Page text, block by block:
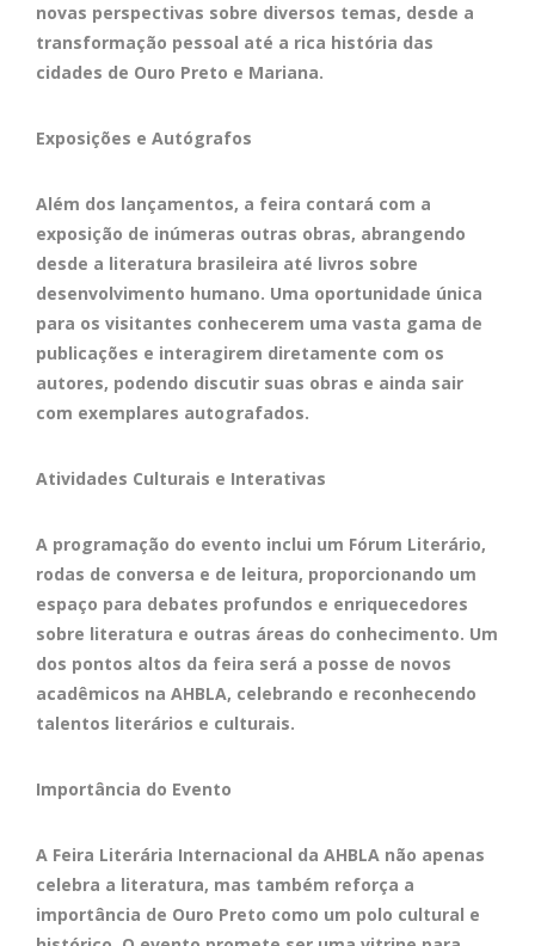
novas perspectivas sobre diversos temas, desde a
transformação pessoal até a rica história das
cidades de Ouro Preto e Mariana.
Exposições e Autógrafos
Além dos lançamentos, a feira contará com a
exposição de inúmeras outras obras, abrangendo
desde a literatura brasileira até livros sobre
desenvolvimento humano. Uma oportunidade única
para os visitantes conhecerem uma vasta gama de
publicações e interagirem diretamente com os
autores, podendo discutir suas obras e ainda sair
com exemplares autografados.
Atividades Culturais e Interativas
A programação do evento inclui um Fórum Literário,
rodas de conversa e de leitura, proporcionando um
espaço para debates profundos e enriquecedores
sobre literatura e outras áreas do conhecimento. Um
dos pontos altos da feira será a posse de novos
acadêmicos na AHBLA, celebrando e reconhecendo
talentos literários e culturais.
Importância do Evento
A Feira Literária Internacional da AHBLA não apenas
celebra a literatura, mas também reforça a
importância de Ouro Preto como um polo cultural e